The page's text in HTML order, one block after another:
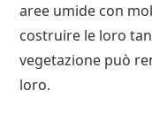
aree umide con
costruire le loro
vegetazione può
loro.